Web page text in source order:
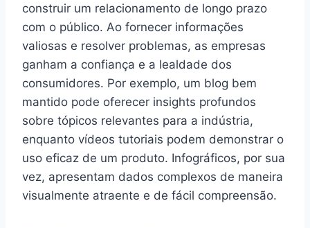
construir um relacionamento de longo prazo
com o público. Ao fornecer informações
valiosas e resolver problemas, as empresas
ganham a confiança e a lealdade dos
consumidores. Por exemplo, um blog bem
mantido pode oferecer insights profundos
sobre tópicos relevantes para a indústria,
enquanto vídeos tutoriais podem demonstrar o
uso eficaz de um produto. Infográficos, por sua
vez, apresentam dados complexos de maneira
visualmente atraente e de fácil compreensão.